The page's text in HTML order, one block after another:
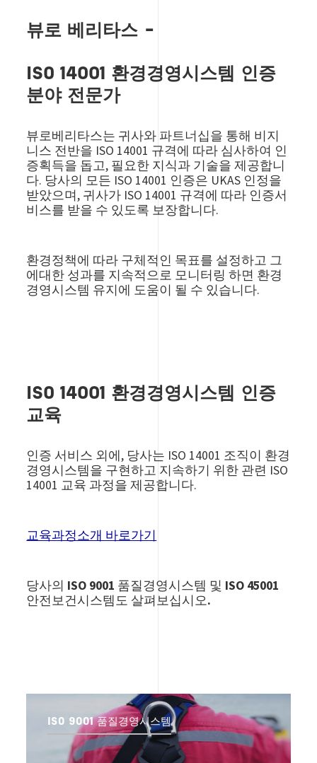
뷰로 베리타스 –
ISO 14001 환경경영시스템 인증
분야 전문가
뷰로베리타스는 귀사와 파트너십을 통해 비지
니스 전반을 ISO 14001 규격에 따라 심사하여 인
증획득을 돕고, 필요한 지식과 기술을 제공합니
다. 당사의 모든 ISO 14001 인증은 UKAS 인정을
받았으며, 귀사가 ISO 14001 규격에 따라 인증서
비스를 받을 수 있도록 보장합니다.
환경정책에 따라 구체적인 목표를 설정하고 그
에대한 성과를 지속적으로 모니터링 하면 환경
경영시스템 유지에 도움이 될 수 있습니다.
ISO 14001 환경경영시스템 인증
교육
인증 서비스 외에, 당사는 ISO 14001 조직이 환경
경영시스템을 구현하고 지속하기 위한 관련 ISO
14001 교육 과정을 제공합니다.
교육과정소개 바로가기
당사의 ISO 9001 품질경영시스템 및 ISO 45001
안전보건시스템도 살펴보십시오.
ISO 9001 품질경영시스템